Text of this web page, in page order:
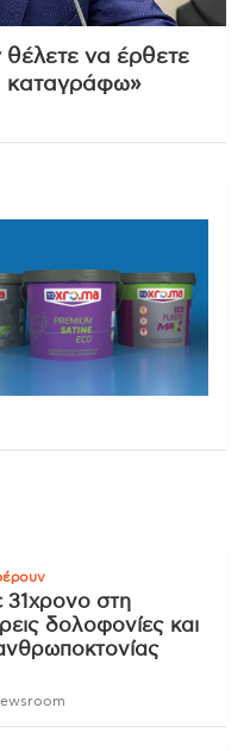
να έρθετε
καταγράφω»
31χρονο στη
δολοφονίες και